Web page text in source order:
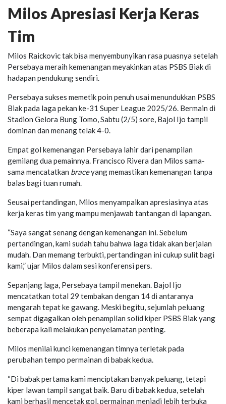
Milos Apresiasi Kerja Keras
Tim
Milos Raickovic tak bisa menyembunyikan rasa puasnya setelah
Persebaya meraih kemenangan meyakinkan atas PSBS Biak di
hadapan pendukung sendiri.
Persebaya sukses memetik poin penuh usai menundukkan PSBS
Biak pada laga pekan ke-31 Super League 2025/26. Bermain di
Stadion Gelora Bung Tomo, Sabtu (2/5) sore, Bajol Ijo tampil
dominan dan menang telak 4-0.
Empat gol kemenangan Persebaya lahir dari penampilan
gemilang dua pemainnya. Francisco Rivera dan Milos sama-
sama mencatatkan braceyang memastikan kemenangan tanpa
balas bagi tuan rumah.
Seusai pertandingan, Milos menyampaikan apresiasinya atas
kerja keras tim yang mampu menjawab tantangan di lapangan.
“Saya sangat senang dengan kemenangan ini. Sebelum
pertandingan, kami sudah tahu bahwa laga tidak akan berjalan
mudah. Dan memang terbukti, pertandingan ini cukup sulit bagi
kami,” ujar Milos dalam sesi konferensi pers.
Sepanjang laga, Persebaya tampil menekan. Bajol Ijo
mencatatkan total 29 tembakan dengan 14 di antaranya
mengarah tepat ke gawang. Meski begitu, sejumlah peluang
sempat digagalkan oleh penampilan solid kiper PSBS Biak yang
beberapa kali melakukan penyelamatan penting.
Milos menilai kunci kemenangan timnya terletak pada
perubahan tempo permainan di babak kedua.
“Di babak pertama kami menciptakan banyak peluang, tetapi
kiper lawan tampil sangat baik. Baru di babak kedua, setelah
kami berhasil mencetak gol, permainan menjadi lebih terbuka